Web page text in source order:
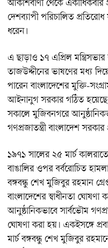
আকাশবাণী থেকে একাধিকবার
দেশব্যাপী পরিচালিত
ধরেন।
এ ছাড়াও ১৭ এপ্রিল
তাজউদ্দীনের ভাষণের মধ্য
পারেন বাংলাদেশের মুক্তি-
আইনানুগ সরকার গঠিত
সকালে মুজিবনগরে
গণপ্রজাতন্ত্রী বাংলাদেশ সরকার
১৯৭১ সালের ২৫ মার্চ কালরাতে
বাঙালির ওপর বর্বরোচিত
বঙ্গবন্ধু শেখ মুজিবুর রহমান
বাংলাদেশের স্বাধীনতা
আনুষ্ঠানিকভাবে সার্বভৌম
ঘোষণা করা হয়। একইসঙ্গে
মার্চ বঙ্গবন্ধু শেখ মুজিবুর